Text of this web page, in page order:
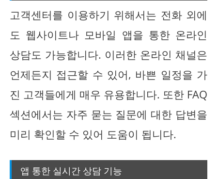
고객센터를 이용하기 위해서는 전화 외에
도 웹사이트나 모바일 앱을 통한 온라인
상담도 가능합니다. 이러한 온라인 채널은
언제든지 접근할 수 있어, 바쁜 일정을 가
진 고객들에게 매우 유용합니다. 또한 FAQ
섹션에서는 자주 묻는 질문에 대한 답변을
미리 확인할 수 있어 도움이 됩니다.
앱 통한 실시간 상담 기능